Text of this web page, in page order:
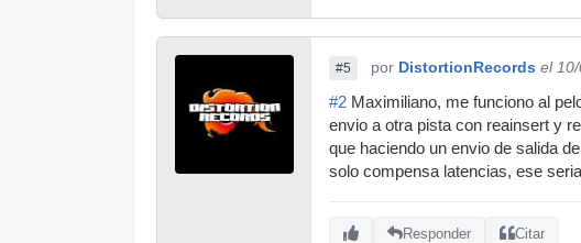
#5 por DistortionRecords el
#2 Maximiliano, me funciono al
envio a otra pista con reainsert y
que haciendo un envio de salida
solo compensa latencias, ese
Responder Citar